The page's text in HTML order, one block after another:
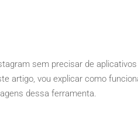
sem precisar de
artigo, vou explicar como
dessa ferramenta.